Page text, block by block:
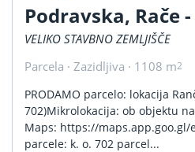
Podravska, Rače
VELIKO STAVBNO ZEMLJIŠČE
Parcela · Zazidljiva · 1108 m2
PRODAMO parcelo: lokacija
702)Mikrolokacija: ob objektu
Maps: https://maps.app.goo.gl/
parcele: k. o. 702 parcel...